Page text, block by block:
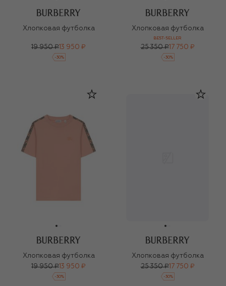
Хлопковая футболка
19 950 ₽ 13 950 ₽
-30%
Хлопковая футболка
BEST-SELLER
25 350 ₽17 750 ₽
-30%
Хлопковая футболка
19 950 ₽ 13 950 ₽
-30%
Хлопковая футболка
25 350 ₽17 750 ₽
-30%